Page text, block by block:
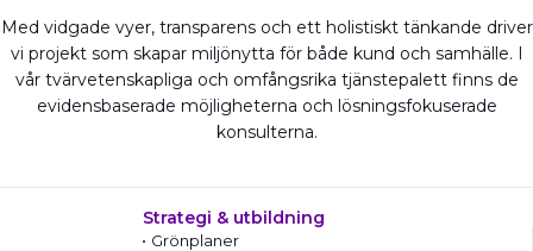
Med vidgade vyer, transparens och ett holistiskt tänkande driver
vi projekt som skapar miljönytta för både kund och samhälle. I
vår tvärvetenskapliga och omfångsrika tjänstepalett finns de
evidensbaserade möjligheterna och lösningsfokuserade
konsulterna.
Strategi & utbildning
Grönplaner